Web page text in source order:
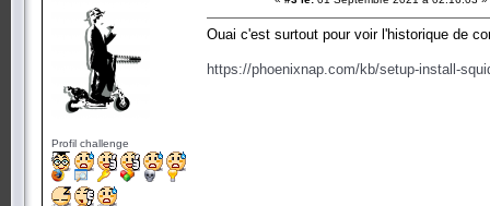
Profil challenge
Ouai c'est surtout pour voir l'historique de
https://phoenixnap.com/kb/setup-install-